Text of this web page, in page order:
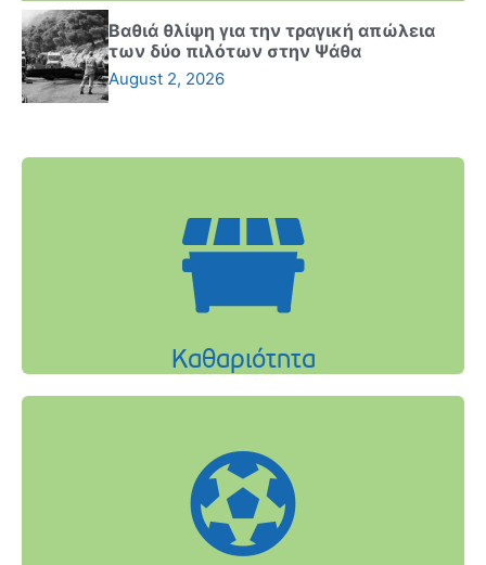
Βαθιά θλίψη για την τραγική απώλεια
των δύο πιλότων στην Ψάθα
August 2, 2026